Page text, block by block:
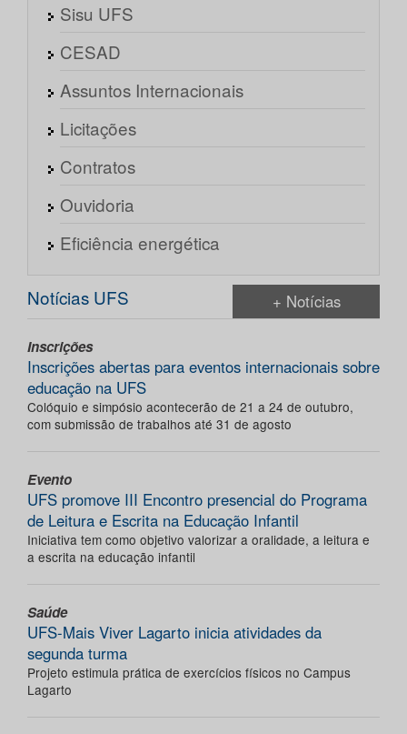
Sisu UFS
CESAD
Assuntos Internacionais
Licitações
Contratos
Ouvidoria
Eficiência energética
Notícias UFS + Notícias
Inscrições
Inscrições abertas para eventos internacionais sobre
educação na UFS
Colóquio e simpósio acontecerão de 21 a 24 de outubro,
com submissão de trabalhos até 31 de agosto
Evento
UFS promove III Encontro presencial do Programa
de Leitura e Escrita na Educação Infantil
Iniciativa tem como objetivo valorizar a oralidade, a leitura e
a escrita na educação infantil
Saúde
UFS-Mais Viver Lagarto inicia atividades da
segunda turma
Projeto estimula prática de exercícios físicos no Campus
Lagarto